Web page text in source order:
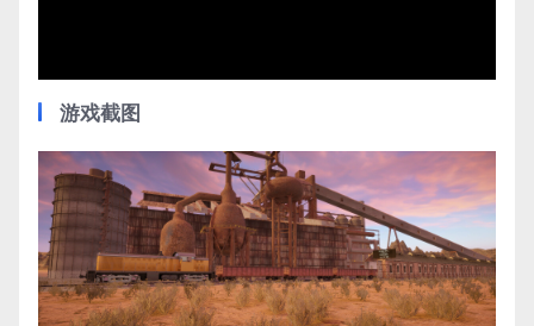
游戏截图